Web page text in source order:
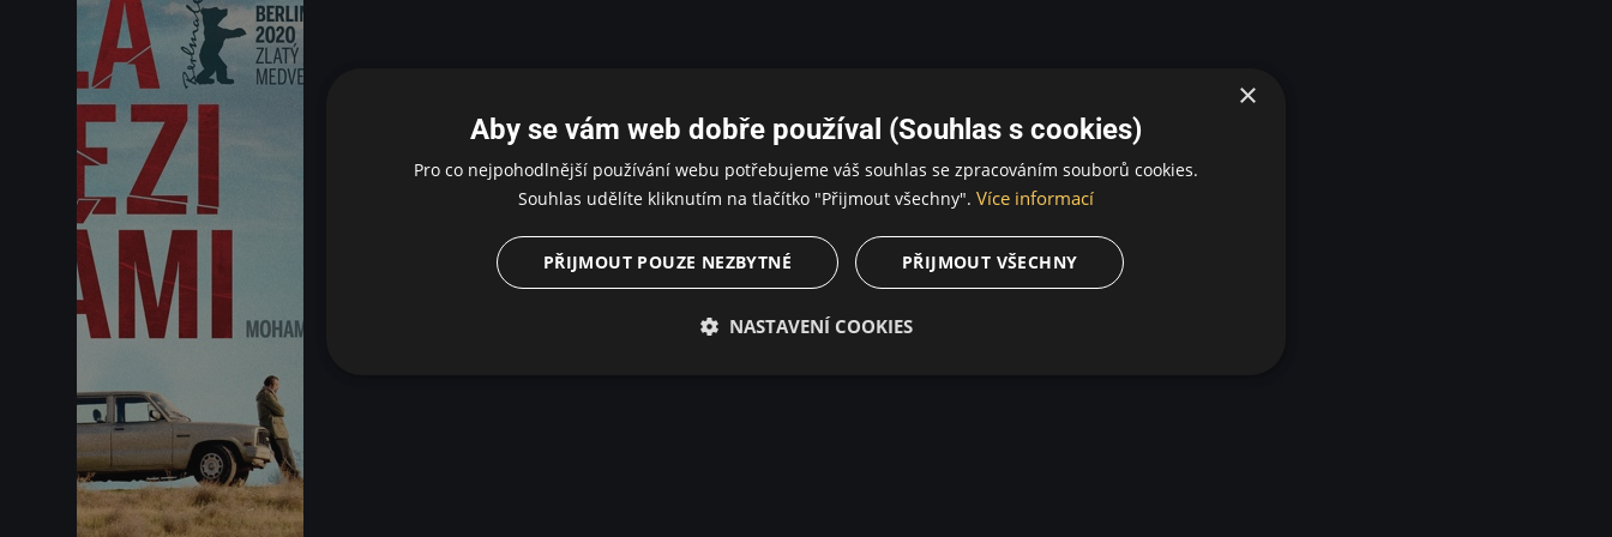
×
Aby se vám web dobře používal (Souhlas s cookies)
Pro co nejpohodlnější používání webu potřebujeme váš souhlas se zpracováním souborů cookies.
Souhlas udělíte kliknutím na tlačítko "Přijmout všechny". Více informací
PŘIJMOUT VŠECHNY
PŘIJMOUT POUZE NEZBYTNÉ
NASTAVENÍ COOKIES